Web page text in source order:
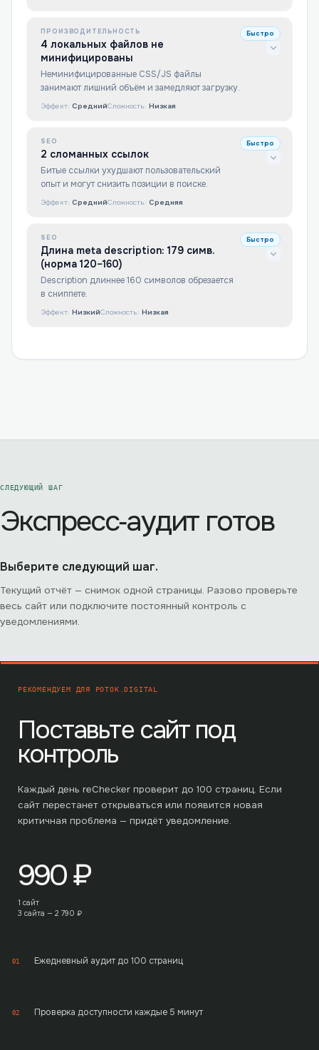
ПРОИЗВОДИТЕЛЬНОСТЬ
4 локальных файлов не
минифицированы
Неминифицированные CSS/JS файлы
занимают лишний объём и замедляют загрузку.
Быстро
Эффект: СреднийСложность: Низкая
SEO
2 сломанных ссылок
Битые ссылки ухудшают пользовательский
опыт и могут снизить позиции в поиске.
Быстро
Эффект: СреднийСложность: Средняя
SEO
Длина meta description: 179 симв.
(норма 120–160)
Description длиннее 160 символов обрезается
в сниппете.
Быстро
Эффект: НизкийСложность: Низкая
СЛЕДУЮЩИЙ ШАГ
Экспресс‑аудит готов
Выберите следующий шаг.
Текущий отчёт — снимок одной страницы. Разово проверьте
весь сайт или подключите постоянный контроль с
уведомлениями.
РЕКОМЕНДУЕМ ДЛЯ POTOK.DIGITAL
Поставьте сайт под
контроль
Каждый день reChecker проверит до 100 страниц. Если
сайт перестанет открываться или появится новая
критичная проблема — придёт уведомление.
990₽
1 сайт
3 сайта — 2 790 ₽
01 Ежедневный аудит до 100 страниц
02 Проверка доступности каждые 5 минут